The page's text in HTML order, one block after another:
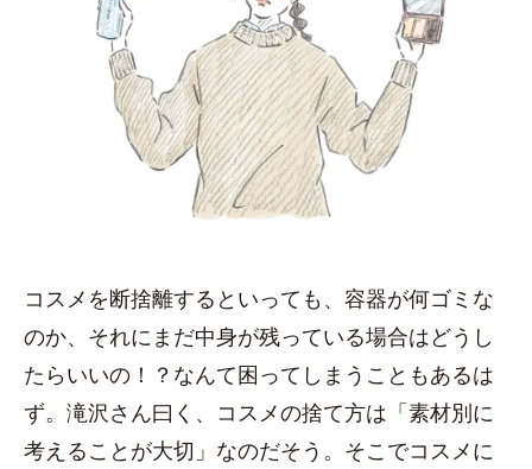
コスメを断捨離するといっても、容器が何ゴミな
のか、それにまだ中身が残っている場合はどうし
たらいいの！？なんて困ってしまうこともあるは
ず。滝沢さん曰く、コスメの捨て方は「素材別に
考えることが大切」なのだそう。そこでコスメに